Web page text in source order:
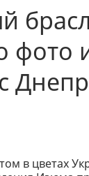
фото
в цветах